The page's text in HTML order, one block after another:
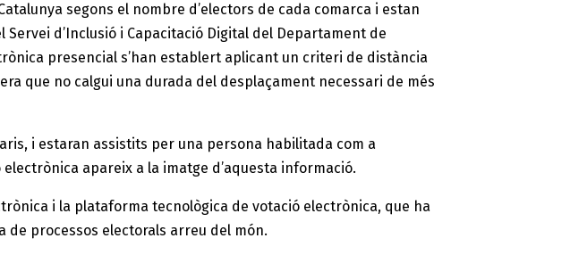
segons el nombre d’electors de cada comarca i estan
d’Inclusió i Capacitació Digital del Departament de
presencial s’han establert aplicant un criteri de distància
que no calgui una durada del desplaçament necessari de més
i estaran assistits per una persona habilitada com a
apareix a la imatge d’aquesta informació.
i la plataforma tecnològica de votació electrònica, que ha
de processos electorals arreu del món.